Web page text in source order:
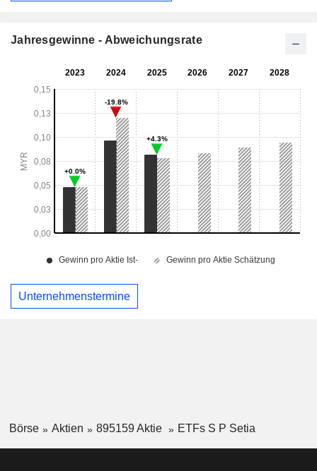
Jahresgewinne - Abweichungsrate
Unternehmenstermine
Börse Aktien 895159 Aktie ETFs S P Setia